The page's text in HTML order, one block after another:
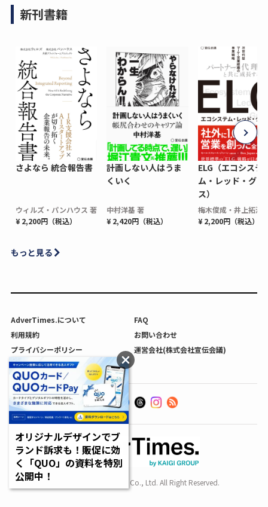
新刊書籍
さよなら 統合報告書
ウィルズ・パンハウス 著
¥ 2,200円（税込）
計画しない人はうま
くいく
中村洋基 著
¥ 2,420円（税込）
ELG（エコシステ
ム・レッド・グロ
ス）
梅木俊成・井上拓海
¥ 2,200円（税込）
もっと見る
AdverTimes.について
FAQ
利用規約
お問い合わせ
プライバシーポリシー
運営会社(株式会社宣伝会議)
利用者情報の外部送信について
Copyright SENDENKAIGI Co., Ltd. All Right Reserved.
オリジナルデザインでブ
ランド訴求も！販促に効
く「QUO」の資料を特別
公開中！